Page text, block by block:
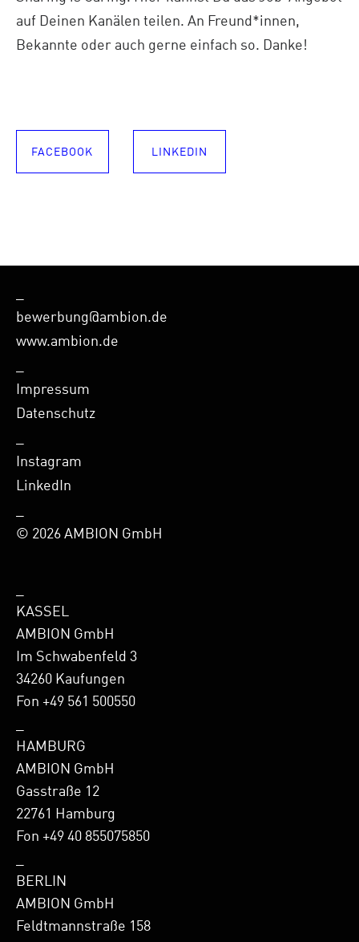
auf Deinen Kanälen teilen. An Freund*innen,
Bekannte oder auch gerne einfach so. Danke!
FACEBOOK LINKEDIN
bewerbung@ambion.de
www.ambion.de
Impressum
Datenschutz
Instagram
LinkedIn
© 2026 AMBION GmbH
KASSEL
AMBION GmbH
Im Schwabenfeld 3
34260 Kaufungen
Fon +49 561 500550
HAMBURG
AMBION GmbH
Gasstraße 12
22761 Hamburg
Fon +49 40 855075850
BERLIN
AMBION GmbH
Feldtmannstraße 158